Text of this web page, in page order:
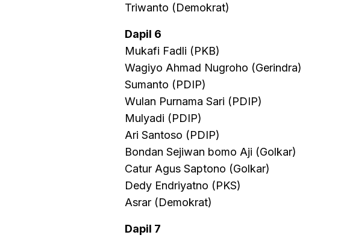
Triwanto (Demokrat)
Dapil 6
Mukafi Fadli (PKB)
Wagiyo Ahmad Nugroho (Gerindra)
Sumanto (PDIP)
Wulan Purnama Sari (PDIP)
Mulyadi (PDIP)
Ari Santoso (PDIP)
Bondan Sejiwan bomo Aji (Golkar)
Catur Agus Saptono (Golkar)
Dedy Endriyatno (PKS)
Asrar (Demokrat)
Dapil 7